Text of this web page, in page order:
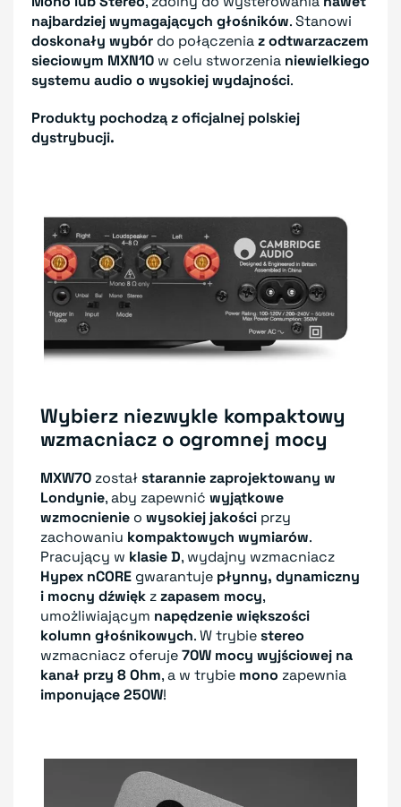
najbardziej wymagających głośników. Stanowi
doskonały wybór do połączeniaz odtwarzaczem
sieciowym MXN10 w celu stworzenia niewielkiego
systemu audio o wysokiej wydajności.
Produkty pochodzą z oficjalnej polskiej
dystrybucji.
Wybierz niezwykle kompaktowy
wzmacniacz o ogromnej mocy
MXW70 zostałstarannie zaprojektowany w
Londynie, aby zapewnić wyjątkowe
wzmocnienie o wysokiej jakości przy
zachowaniu kompaktowych wymiarów.
Pracujący w klasie D, wydajny wzmacniacz
Hypex nCORE gwarantuje płynny, dynamiczny
i mocny dźwięk zzapasem mocy,
umożliwiającym napędzenie większości
kolumn głośnikowych. W trybiestereo
wzmacniacz oferuje70W mocy wyjściowej na
kanał przy 8 Ohm, a w trybie mono zapewnia
imponujące 250W!